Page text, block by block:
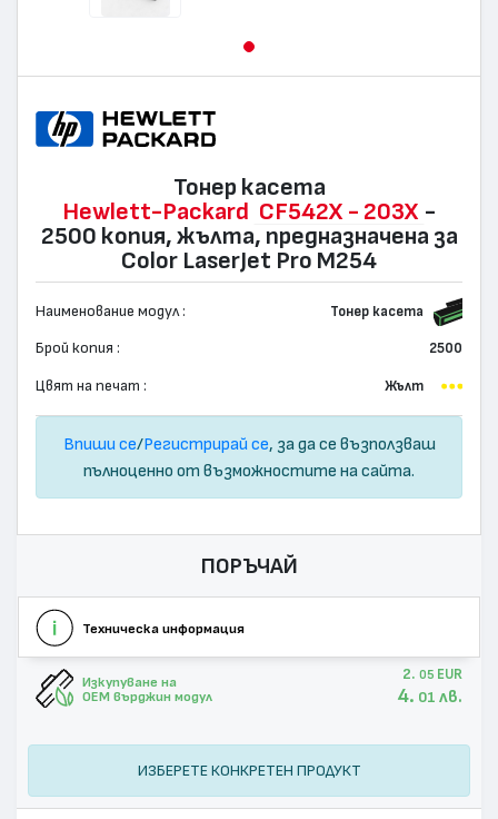
Тонер касета
Hewlett-Packard CF542X - 203X -
2500 копия, жълта, предназначена за
Color LaserJet Pro M254
Наименование модул : Тонер касета
Брой копия : 2500
Цвят на печат : Жълт
Впиши се/Регистрирай се, за да се възползваш
пълноценно от възможностите на сайта.
ПОРЪЧАЙ
Техническа информация
Изкупуване на
OEM върджин модул
2. 05 EUR
4. 01 лв.
ИЗБЕРЕТЕ КОНКРЕТЕН ПРОДУКТ